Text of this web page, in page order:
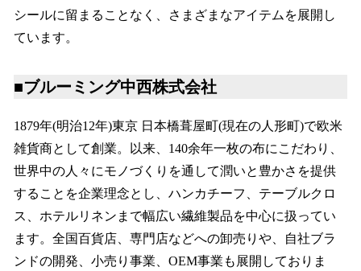
シールに留まることなく、さまざまなアイテムを展開し
ています。
■ブルーミング中西株式会社
1879年(明治12年)東京 日本橋葺屋町(現在の人形町)で欧米
雑貨商として創業。以来、140余年一枚の布にこだわり、
世界中の人々にモノづくりを通して潤いと豊かさを提供
することを企業理念とし、ハンカチーフ、テーブルクロ
ス、ホテルリネンまで幅広い繊維製品を中心に扱ってい
ます。全国百貨店、専門店などへの卸売りや、自社ブラ
ンドの開発、小売り事業、OEM事業も展開しておりま